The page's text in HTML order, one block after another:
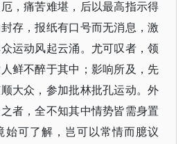
，痛苦难堪，后以最高指示得
存，报纸有口号而无消息，激
运动风起云涌。尤可叹者，领
鲜不醉于其中；影响所及，先
大众，参加批林批孔运动。外
者，全不知其中情势皆需身置
始可了解，岂可以常情而臆议